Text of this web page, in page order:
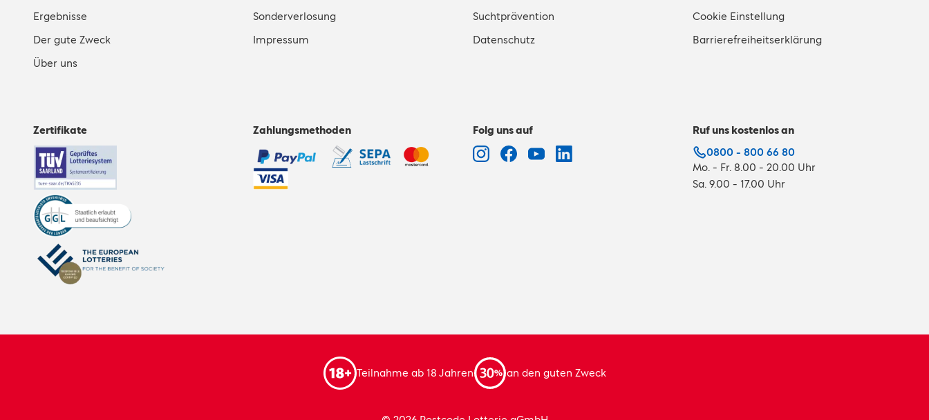
Ergebnisse
Der gute Zweck
Über uns
Sonderverlosung
Impressum
Suchtprävention
Datenschutz
Cookie Einstellung
Barrierefreiheitserklärung
Zertifikate Zahlungsmethoden Folg uns auf
Ruf uns kostenlos an
0800 - 800 66 80
Mo. - Fr. 8.00 - 20.00 Uhr
Sa. 9.00 - 17.00 Uhr
Teilnahme ab 18 Jahren an den guten Zweck